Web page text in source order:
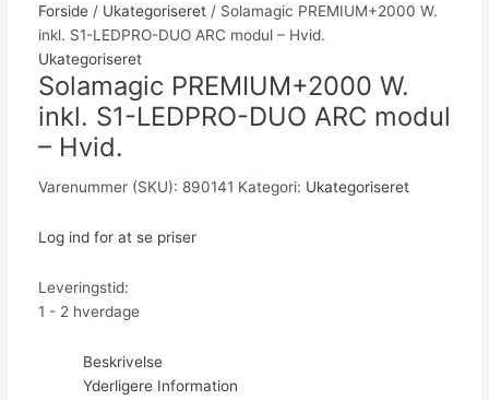
Forside/ Ukategoriseret/ Solamagic PREMIUM+2000 W.
inkl. S1-LEDPRO-DUO ARC modul – Hvid.
Ukategoriseret
Solamagic PREMIUM+2000 W.
inkl. S1-LEDPRO-DUO ARC modul
– Hvid.
Varenummer (SKU): 890141 Kategori: Ukategoriseret
Log ind for at se priser
Leveringstid:
1 - 2 hverdage
Beskrivelse
Yderligere Information